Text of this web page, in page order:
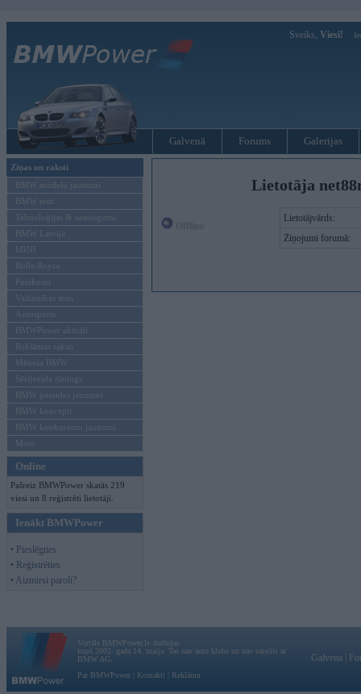
Sveiks, Viesi!
Galvenā Forums Galerijas
Ziņas un raksti
BMW modeļu jaunumi
BMW testi
Tehnoloģijas & sasniegumi
BMW Latvijā
MINI
Rolls-Royce
Pasākumi
Vadāmības tests
Autosports
BMWPower aktuāli
Reklāmas raksti
Mēneša BMW
Sērijveida tūnings
BMW pasaules jaunumi
BMW koncepti
BMW konkurentu jaunumi
Moto
Online
Pašreiz BMWPower skatās 219
viesi un 8 reģistrēti lietotāji.
Ienākt BMWPower
• Pieslēgties
• Reģistrēties
• Aizmirsi paroli?
Lietotāja
Lietotājvārds:
Ziņojumi forumā:
Vortāls BMWPower.lv darbojas
kopš 2002. gada 14. maija. Tas nav auto klubs un nav saistīts ar
BMW AG.
Par BMWPower
Kontakti Reklāma
Galvena